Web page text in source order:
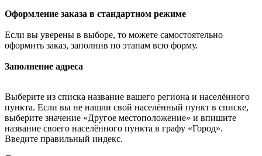
Оформление заказа в стандартном режиме
Если вы уверены в выборе, то можете самостоятельно
оформить заказ, заполнив по этапам всю форму.
Заполнение адреса
Выберите из списка название вашего региона и населённого
пункта. Если вы не нашли свой населённый пункт в списке,
выберите значение «Другое местоположение» и впишите
название своего населённого пункта в графу «Город».
Введите правильный индекс.